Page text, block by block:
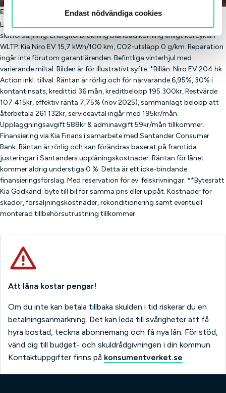
Endast nödvändiga cookies
Erbjudande
Erbjudandet gäller begränsat antal bilar med reservation för
slutförsäljning. Energiförbrukning blandad körning enligt körcykeln
WLTP: Kia Niro EV 15,7 kWh/100 km, CO2-utsläpp 0 g/km. Reparation
ingår inte förutom garantiärenden. Befintliga vinterhjul med
varierande miltal. Bilden är för illustrativt syfte. *Billån: Niro EV 204 hk
Action inkl. tillval: Räntan är rörlig och för närvarande 6,95%, 30% i
kontantinsats, kredittid 36 mån, kreditbelopp 195 300kr, Restvärde
107 415kr, effektiv ränta 7,75% (nov 2025), sammanlagt belopp att
återbetala 261 132kr, serviceavtal ingår med 195kr/mån.
Uppläggningsavgift 588kr & adminavgift 59kr/mån tillkommer.
Finansiering via Kia Finans i samarbete med Santander Consumer
Bank. Räntan är rörlig och kan förändras baserat på framtida
justeringar i Santanders upplåningskostnader. Räntan för lånet
kommer aldrig understiga 0 %. Detta är ett icke-bindande
finansieringsförslag. Med reservation för ev. felskrivningar. **Bytesrätt
Kia Godkänd: byte till bil för samma pris eller uppåt. Kostnader för
skador, försäljningskostnader, rekonditionering samt eventuell
monterad tillbehörsutrustning tillkommer.
Att låna kostar pengar!
Om du inte kan betala tillbaka skulden i tid riskerar du en
betalningsanmärkning. Det kan leda till svårigheter att få
hyra bostad, teckna abonnemang och få nya lån. För stöd,
vänd dig till budget- och skuldrådgivningen i din kommun.
Kontaktuppgifter finns på konsumentverket.se